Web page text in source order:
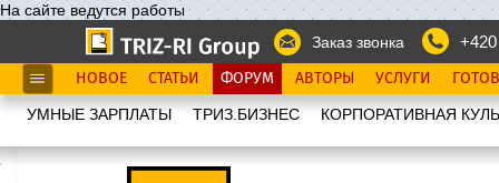
На сайте ведутся работы
Заказ звонка
НОВОЕ СТАТЬИ ФОРУМ АВТОРЫ УСЛУГИ
УМНЫЕ ЗАРПЛАТЫ ТРИЗ.БИЗНЕС КОРПОРАТИВНАЯ